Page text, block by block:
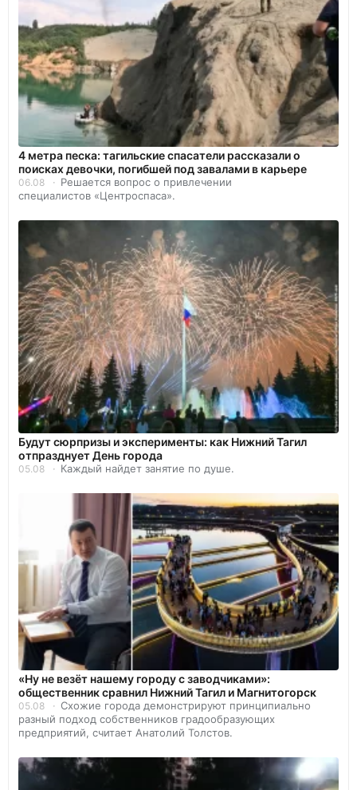
4 метра песка: тагильские спасатели рассказали о
поисках девочки, погибшей под завалами в карьере
06.08
Решается вопрос о привлечении
специалистов «Центроспаса».
Будут сюрпризы и эксперименты: как Нижний Тагил
отпразднует День города
05.08 Каждый найдет занятие по душе.
«Ну не везёт нашему городу с заводчиками»:
общественник сравнил Нижний Тагил и Магнитогорск
05.08
Схожие города демонстрируют принципиально
разный подход собственников градообразующих
предприятий, считает Анатолий Толстов.